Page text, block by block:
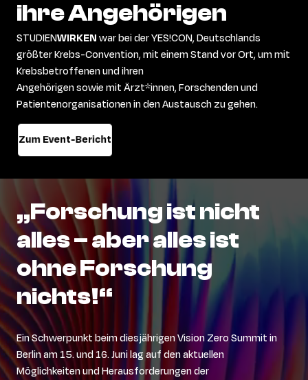
ihreAngehörigen
STUDIENWIRKENwarbei derYES!CON, Deutschlands
größter Krebs-Convention,mit einem Stand vor Ort, ummit
Krebsbetroffenen und ihren
AngehörigensowiemitÄrzt*innen, Forschendenund
Patientenorganisationenin den Austausch zu gehen.
Zum Event-Bericht
„Forschungistnicht
alles–aberallesist
ohneForschung
nichts!“
Ein Schwerpunkt beim diesjährigen Vision Zero Summitin
Berlinam 15. und 16. Junilag auf den aktuellen
MöglichkeitenundHerausforderungen der